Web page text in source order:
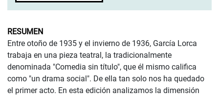
RESUMEN
Entre otoño de 1935 y el invierno de 1936, García Lorca
trabaja en una pieza teatral, la tradicionalmente
denominada "Comedia sin título", que él mismo califica
como "un drama social". De ella tan solo nos ha quedado
el primer acto. En esta edición analizamos la dimensión